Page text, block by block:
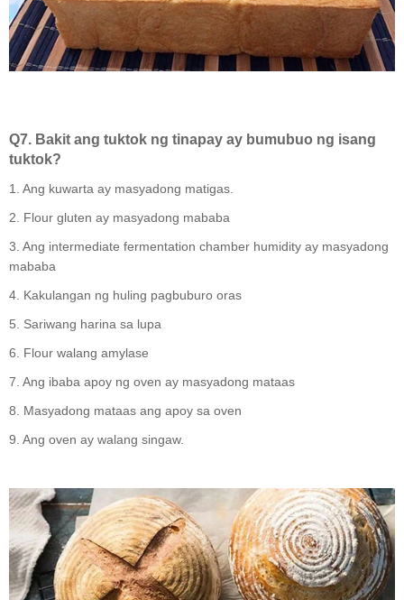
Q7. Bakit ang tuktok ng tinapay ay bumubuo ng isang
tuktok?
1. Ang kuwarta ay masyadong matigas.
2. Flour gluten ay masyadong mababa
3. Ang intermediate fermentation chamber humidity ay masyadong
mababa
4. Kakulangan ng huling pagbuburo oras
5. Sariwang harina sa lupa
6. Flour walang amylase
7. Ang ibaba apoy ng oven ay masyadong mataas
8. Masyadong mataas ang apoy sa oven
9. Ang oven ay walang singaw.